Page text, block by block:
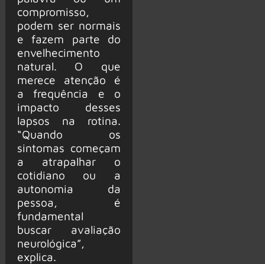
compromisso,
podem ser normais
e fazem parte do
envelhecimento
natural. O que
merece atenção é
a frequência e o
impacto desses
lapsos na rotina.
“Quando os
sintomas começam
a atrapalhar o
cotidiano ou a
autonomia da
pessoa, é
fundamental
buscar avaliação
neurológica”,
explica.